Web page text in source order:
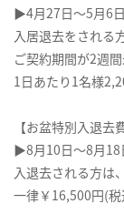
▶4月27日～5月6
入居退去をされる
ご契約期間が2週間
1日あたり1名様
【お盆特別入退去
▶8月10日～8月18
入退去される方は、
一律￥16,500円(